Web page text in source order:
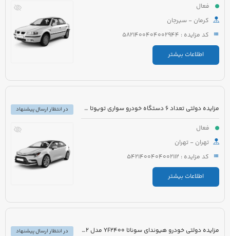
فعال
کرمان - سیرجان
کد مزایده : 5821400404002944
اطلاعات بیشتر
مزایده دولتی تعداد 6 دستگاه خودرو سواری تویوتا کرولا PIONEER هیبرید 1800cc مدل 2023
فعال
تهران - تهران
کد مزایده : 5421400404002112
اطلاعات بیشتر
در انتظار ارسال پیشنهاد
مزایده دولتی خودرو هیوندای سوناتا YF2400 مدل 2012 رنگ سفید متالیک
در انتظار ارسال پیشنهاد